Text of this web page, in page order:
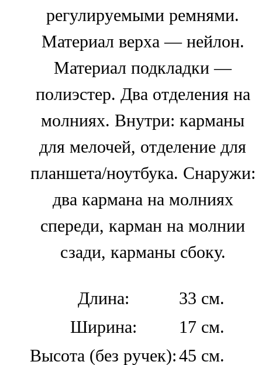
регулируемыми ремнями.
Материал верха — нейлон.
Материал подкладки —
полиэстер. Два отделения на
молниях. Внутри: карманы
для мелочей, отделение для
планшета/ноутбука. Снаружи:
два кармана на молниях
спереди, карман на молнии
сзади, карманы сбоку.
Длина:
33 см.
Ширина:
17 см.
Высота (без ручек):45 см.